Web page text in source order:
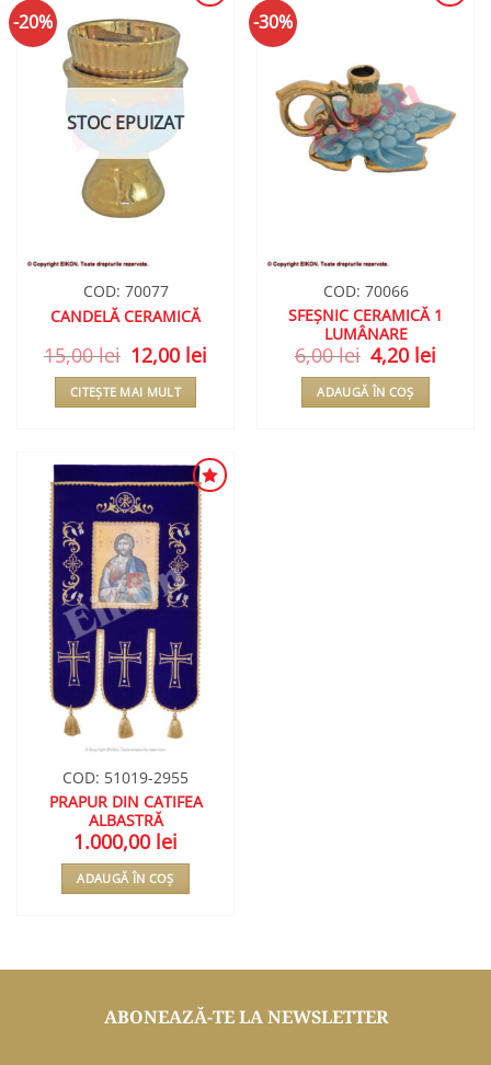
-20%
ADAUGA
WISHLIST
STOC EPUIZAT
COD: 70077
CANDELĂ CERAMICĂ
15,00lei Prețul
inițial
a
fost:
15,00 lei.
12,00 lei
CITEȘTE MAI MULT
-30%
COD: 70066
SFEȘNIC CERAMICĂ 1
LUMÂNARE
6,00lei Prețul
inițial
a
fost:
6,00 lei.
4,20 lei
ADAUGĂ ÎN COȘ
ADAUGA
ÎN
WISHLIST
COD: 51019-2955
PRAPUR DIN CATIFEA
ALBASTRĂ
1.000,00 lei
ADAUGĂ ÎN COȘ
ABONEAZĂ-TE LA NEWSLETTER